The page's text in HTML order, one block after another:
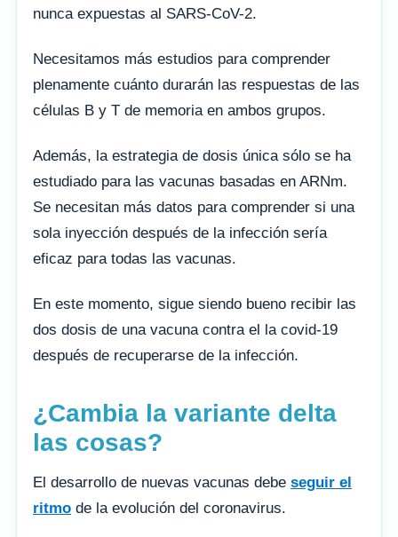
nunca expuestas al SARS-CoV-2.
Necesitamos más estudios para comprender
plenamente cuánto durarán las respuestas de las
células B y T de memoria en ambos grupos.
Además, la estrategia de dosis única sólo se ha
estudiado para las vacunas basadas en ARNm.
Se necesitan más datos para comprender si una
sola inyección después de la infección sería
eficaz para todas las vacunas.
En este momento, sigue siendo bueno recibir las
dos dosis de una vacuna contra el la covid-19
después de recuperarse de la infección.
¿Cambia la variante delta
las cosas?
El desarrollo de nuevas vacunas debe seguir el
ritmo de la evolución del coronavirus.